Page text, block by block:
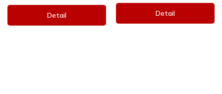
Detail Detail